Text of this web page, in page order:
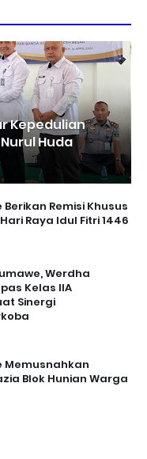
Kepedulian
Huda
Remisi Khusus
Raya Idul Fitri 1446
Werdha
Kelas IIA
Sinergi
Memusnahkan
Blok Hunian Warga